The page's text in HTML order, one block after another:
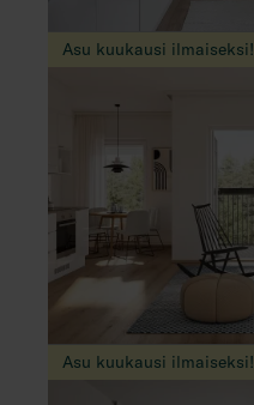
Asu kuukausi ilmaiseksi!
Asu kuukausi ilmaiseksi!